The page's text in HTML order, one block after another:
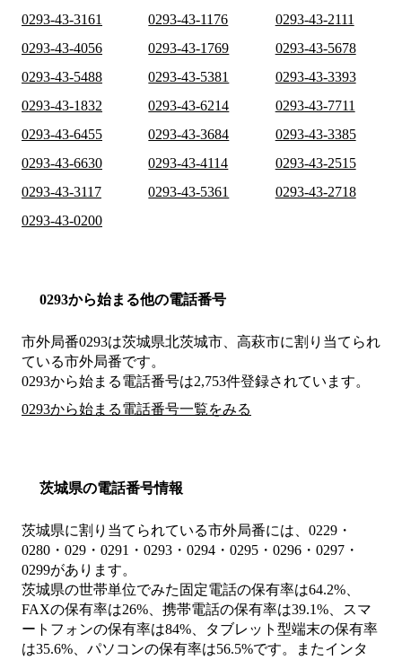
0293-43-3161
0293-43-1176
0293-43-2111
0293-43-4056
0293-43-1769
0293-43-5678
0293-43-5488
0293-43-5381
0293-43-3393
0293-43-1832
0293-43-6214
0293-43-7711
0293-43-6455
0293-43-3684
0293-43-3385
0293-43-6630
0293-43-4114
0293-43-2515
0293-43-3117
0293-43-5361
0293-43-2718
0293-43-0200
0293から始まる他の電話番号
市外局番0293は茨城県北茨城市、高萩市に割り当てられ
ている市外局番です。
0293から始まる電話番号は2,753件登録されています。
0293から始まる電話番号一覧をみる
茨城県の電話番号情報
茨城県に割り当てられている市外局番には、0229・
0280・029・0291・0293・0294・0295・0296・0297・
0299があります。
茨城県の世帯単位でみた固定電話の保有率は64.2%、
FAXの保有率は26%、携帯電話の保有率は39.1%、スマ
ートフォンの保有率は84%、タブレット型端末の保有率
は35.6%、パソコンの保有率は56.5%です。またインタ